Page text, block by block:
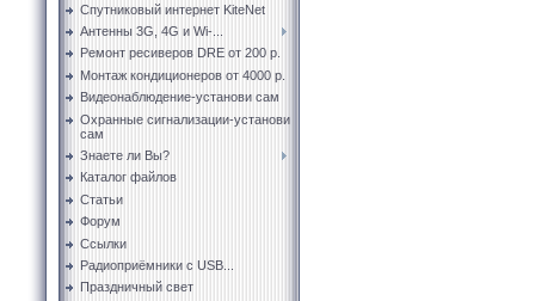
Спутниковый интернет KiteNet
Антенны 3G, 4G и Wi-...
Ремонт ресиверов DRE от 200 р.
Монтаж кондиционеров от 4000 р.
Видеонаблюдение-установи сам
Охранные сигнализации-установи
сам
Знаете ли Вы?
Каталог файлов
Статьи
Форум
Ссылки
Радиоприёмники с USB...
Праздничный свет